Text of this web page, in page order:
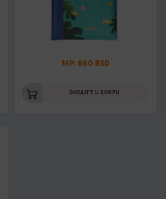
MP: 880 RSD
DODAJTE U KORPU